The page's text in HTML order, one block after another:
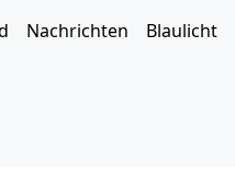
Nachrichten Blaulicht